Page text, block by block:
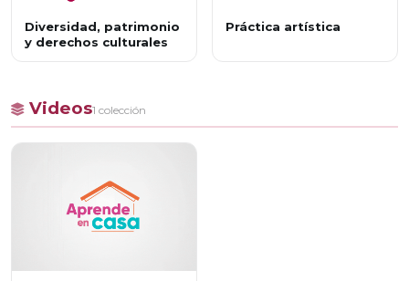
Diversidad, patrimonio
y derechos culturales
Práctica artística
Videos1 colección